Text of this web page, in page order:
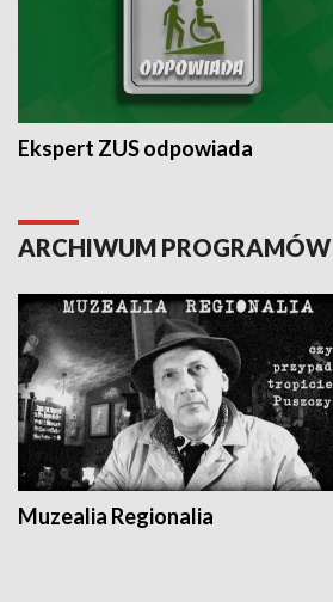
Ekspert ZUS odpowiada
ARCHIWUM PROGRAMÓW
Muzealia Regionalia